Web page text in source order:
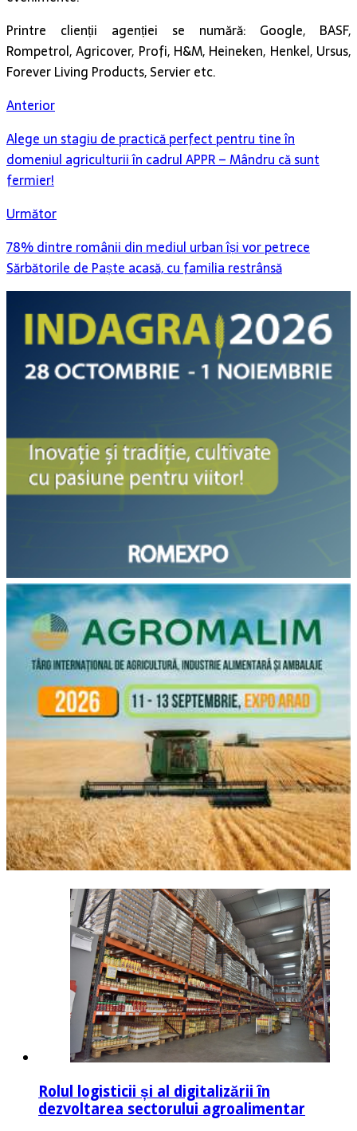
Printre clienții agenției se numără: Google, BASF,
Rompetrol, Agricover, Profi, H&M, Heineken, Henkel, Ursus,
Forever Living Products, Servier etc.
Anterior
Alege un stagiu de practică perfect pentru tine în
domeniul agriculturii în cadrul APPR – Mândru că sunt
fermier!
Următor
78% dintre românii din mediul urban își vor petrece
Sărbătorile de Paște acasă, cu familia restrânsă
Rolul logisticii și al digitalizării în
dezvoltarea sectorului agroalimentar